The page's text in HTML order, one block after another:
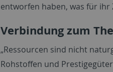
entworfen haben, was für
Verbindung zum
„Ressourcen sind nicht
Rohstoffen und